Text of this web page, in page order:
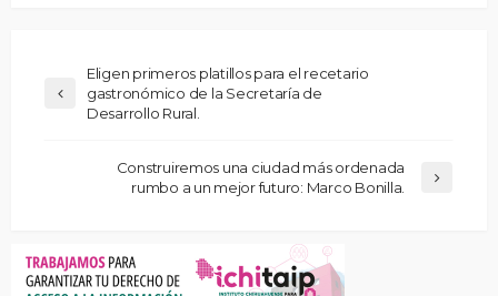
Eligen primeros platillos para el recetario
gastronómico de la Secretaría de
Desarrollo Rural.
Construiremos una ciudad más ordenada
rumbo a un mejor futuro: Marco Bonilla.